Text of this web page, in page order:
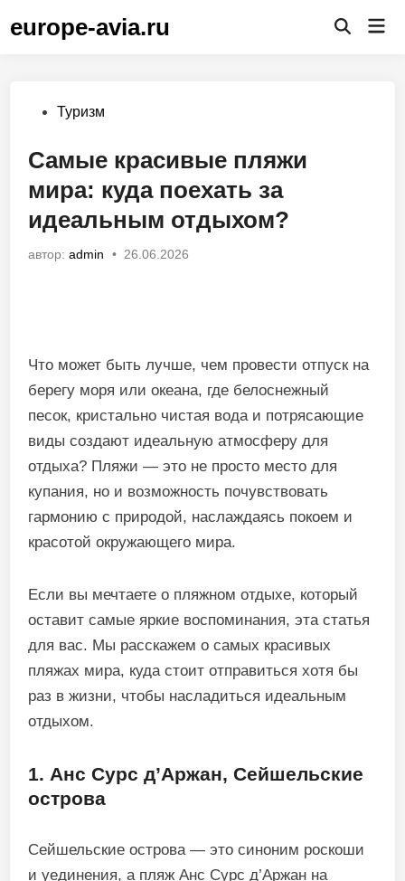
europe-avia.ru
Открыть
Опубликовано
Туризм
Самые красивые пляжи
мира: куда поехать за
идеальным отдыхом?
автор:admin • 26.06.2026
Что может быть лучше, чем провести отпуск на
берегу моря или океана, где белоснежный
песок, кристально чистая вода и потрясающие
виды создают идеальную атмосферу для
отдыха? Пляжи — это не просто место для
купания, но и возможность почувствовать
гармонию с природой, наслаждаясь покоем и
красотой окружающего мира.
Если вы мечтаете о пляжном отдыхе, который
оставит самые яркие воспоминания, эта статья
для вас. Мы расскажем о самых красивых
пляжах мира, куда стоит отправиться хотя бы
раз в жизни, чтобы насладиться идеальным
отдыхом.
1. Анс Сурс д’Аржан, Сейшельские
острова
Сейшельские острова — это синоним роскоши
и уединения, а пляж Анс Сурс д’Аржан на